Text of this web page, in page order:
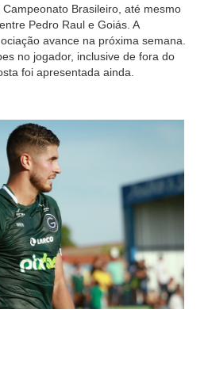
Brasileiro, até mesmo
Pedro Raul e Goiás. A
avance na próxima semana.
no jogador, inclusive de fora do
foi apresentada ainda.